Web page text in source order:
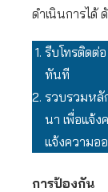
ดำเนินการได้
รีบโทรติดต่
ทันที
รวบรวมหลั
นา เพื่อแจ้
แจ้งความอ
การป้องกัน